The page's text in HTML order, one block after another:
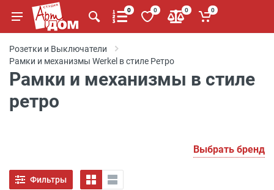
0 0 0 0
Розетки и Выключатели
Рамки и механизмы Werkel в стиле Ретро
Рамки и механизмы в стиле
ретро
Выбрать бренд
Фильтры